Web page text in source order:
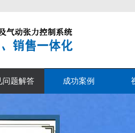
问题解答 成功案例